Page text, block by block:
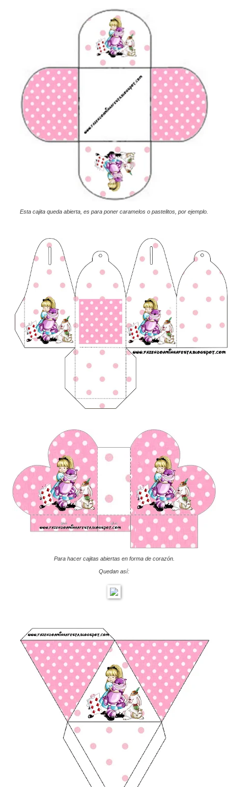
Esta cajita queda abierta, es para poner caramelos o pastelitos, por ejemplo.
Para hacer cajitas abiertas en forma de corazón.
Quedan así: